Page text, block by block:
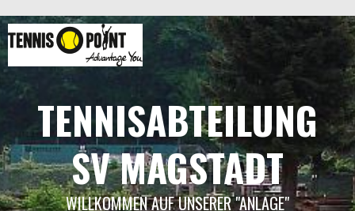
zum
Inhalt
TENNISABTEILUNG
SV MAGSTADT
WILLKOMMEN AUF UNSERER "ANLAGE"